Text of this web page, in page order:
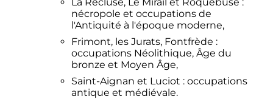
nécropole et occupations de
l'Antiquité à l'époque moderne,
Frimont, les Jurats, Fontfrède :
occupations Néolithique, Âge du
bronze et Moyen Âge,
Saint-Aignan et Luciot : occupations
antique et médiévale.